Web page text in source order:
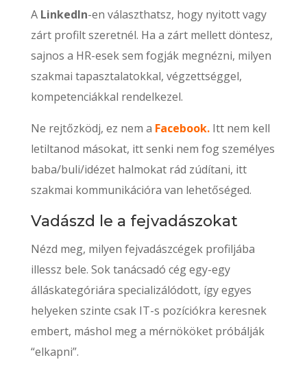
A LinkedIn-en választhatsz, hogy nyitott vagy
zárt profilt szeretnél. Ha a zárt mellett döntesz,
sajnos a HR-esek sem fogják megnézni, milyen
szakmai tapasztalatokkal, végzettséggel,
kompetenciákkal rendelkezel.
Ne rejtőzködj, ez nem a Facebook.Itt nem kell
letiltanod másokat, itt senki nem fog személyes
baba/buli/idézet halmokat rád zúdítani, itt
szakmai kommunikációra van lehetőséged.
Vadászd le a fejvadászokat
Nézd meg, milyen fejvadászcégek profiljába
illessz bele. Sok tanácsadó cég egy-egy
álláskategóriára specializálódott, így egyes
helyeken szinte csak IT-s pozíciókra keresnek
embert, máshol meg a mérnököket próbálják
“elkapni”.